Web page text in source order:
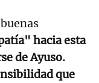
hacia esta
de Ayuso.
que